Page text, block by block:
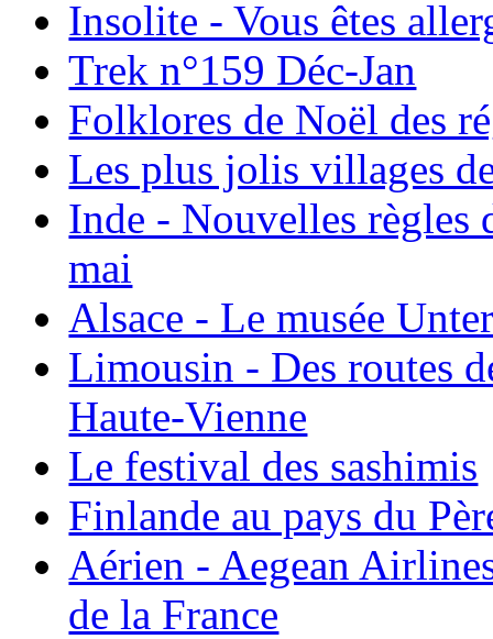
Insolite - Vous êtes
Trek n°159 Déc-Jan
Folklores de Noël des
Les plus jolis villages
Inde - Nouvelles règles
mai
Alsace - Le musée
Limousin - Des routes
Haute-Vienne
Le festival des sashimis
Finlande au pays du
Aérien - Aegean
de la France